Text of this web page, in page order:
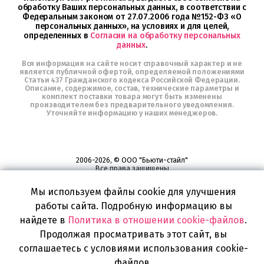
обработку Ваших персональных данных, в соответствии с
Федеральным законом от 27.07.2006 года №152-ФЗ «О
персональных данных», на условиях и для целей,
определенных в Согласии на обработку персональных
данных.
Вся информация на сайте носит справочный характер и не
является публичной офертой, определяемой положениями
Статьи 437 Гражданского кодекса Российской Федерации.
Описание, содержимое, состав, технические параметры и
комплект поставки товара могут быть изменены
производителем без предварительного уведомления.
Уточняйте информацию у наших менеджеров.
2006-2026, © ООО "Бьюти-стайл"
Все права защищены
Широкий выбор инструментов, аксессуаров и принадлежностей для
воплощения
самых изысканных и необычных идей по созданию Вашего образа и стиля.
Мы используем файлы cookie для улучшения
работы сайта. Подробную информацию вы
найдете в Политика в отношении cookie-файлов.
Продолжая просматривать этот сайт, вы
соглашаетесь с условиями использования cookie-